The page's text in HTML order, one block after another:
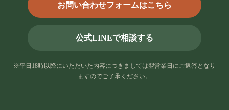
お問い合わせフォームはこちら
公式LINEで相談する
※平日18時以降にいただいた内容につきましては翌営業日にご返答となり
ますのでご了承ください。